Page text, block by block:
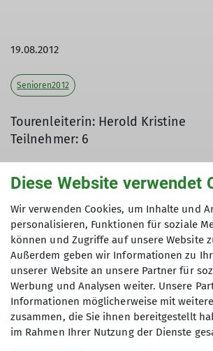
19.08.2012
Senioren2012
Tourenleiterin: Herold Kristine
Teilnehmer: 6
Der Deutsche Alpenverein hatte
auf den Falkenstein
die kleine Gruppe das
Zwiesel in den Falkensteinbus, um
Zwieslerwaldhaus über den
entlang des Steinbachfalles zum
Großen Falkenstein und zum
gelangen. Am Wegesrand wurden
Pilze gefunden. Die Speisen des
Diese Website verwendet
Wir verwenden Cookies, um Inhalte und
personalisieren, Funktionen für soziale
können und Zugriffe auf unsere Website
Außerdem geben wir Informationen zu
unserer Website an unsere Partner für
Werbung und Analysen weiter. Unsere
Informationen möglicherweise mit
zusammen, die Sie ihnen bereitgestellt
im Rahmen Ihrer Nutzung der Dienste